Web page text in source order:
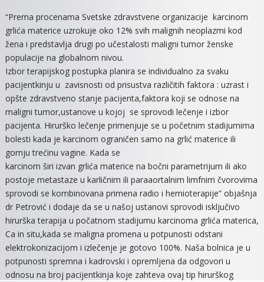
“Prema procenama Svetske zdravstvene organizacije karcinom
grlića materice uzrokuje oko 12% svih malignih neoplazmi kod
žena i predstavlja drugi po učestalosti maligni tumor ženske
populacije na globalnom nivou.
Izbor terapijskog postupka planira se individualno za svaku
pacijentkinju u zavisnosti od prisustva različitih faktora : uzrast i
opšte zdravstveno stanje pacijenta,faktora koji se odnose na
maligni tumor,ustanove u kojoj se sprovodi lečenje i izbor
pacijenta. Hirurško lečenje primenjuje se u početnim stadijumima
bolesti kada je karcinom ograničen samo na grlić materice ili
gornju trećinu vagine. Kada se
karcinom širi izvan grlića materice na bočni parametrijum ili ako
postoje metastaze u karličnim ili paraaortalnim limfnim čvorovima
sprovodi se kombinovana primena radio i hemioterapije” objašnja
dr Petrović i dodaje da se u našoj ustanovi sprovodi isključivo
hirurška terapija u počatnom stadijumu karcinoma grlića materica,
Ca in situ,kada se maligna promena u potpunosti odstani
elektrokonizacijom i izlečenje je gotovo 100%. Naša bolnica je u
potpunosti spremna i kadrovski i opremljena da odgovori u
odnosu na broj pacijentkinja koje zahteva ovaj tip hirurškog